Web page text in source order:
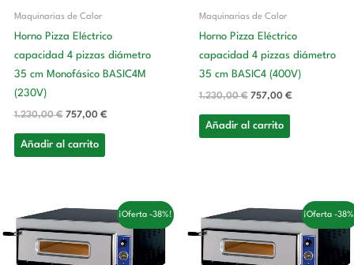
Maquinarias de Calor
Horno Pizza Eléctrico
capacidad 4 pizzas diámetro
35 cm Monofásico BASIC4M
(230V)
1.230,00€ 757,00 €
Añadir al carrito
Maquinarias de Calor
Horno Pizza Eléctrico
capacidad 4 pizzas diámetro
35 cm BASIC4 (400V)
1.230,00€ 757,00 €
Añadir al carrito
¡Oferta -38%!
El
precio
original
era:
El
precio
actual
es:
¡Oferta -
El
precio
original
era:
El
precio
actual
es: